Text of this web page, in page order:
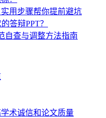
用步骤帮你提前避坑
答辩PPT？
自查与调整方法指南
术诚信和论文质量